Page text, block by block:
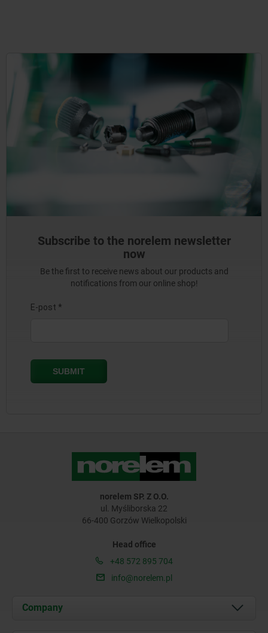
Subscribe to the norelem newsletter
now
Be the first to receive news about our products and
notifications from our online shop!
norelem SP. Z O.O.
ul. Myśliborska 22
66-400 Gorzów Wielkopolski
Head office
+48 572 895 704
info@norelem.pl
Company